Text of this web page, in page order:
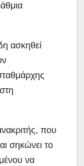
ασκηθεί
που
σηκώνει το
να